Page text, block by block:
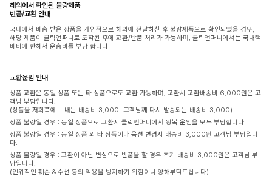
해외에서 확인된 불량제품
반품/교환 안내
국내에서 배송 받은 상품을 개인적으로 해외에 전달하신 후 불량제품으로 확인되었을 경우,
해당 제품이 클릭앤퍼니로 도착된 후에 교환/반품 처리가 가능하며, 클릭앤퍼니에서는 국내택
배비에 한해서 운송비를 부담 합니다
교환운임 안내
상품 교환은 동일 상품 또는 타 상품으로도 교환 가능하며, 교환시 교환배송비 6,000원은 고
객님 부담입니다.
(상품을 저희쪽에 보내는 배송비 3,000+고객님께 다시 발송되는 배송비 3,000)
상품 불량일 경우 : 동일 상품으로 교환시 클릭앤퍼니에서 왕복 운임을 모두 부담합니다.
상품 불량일 경우 : 동일 상품 외 타 상품이나 옵션 변경시 배송비 3,000원 고객님 부담입니
다.
상품 불량일 경우 : 교환이 아닌 변심으로 반품을 할 경우 초기 배송비 3,000원은 고객님 부
담입니다.
(인위적인 훼손 & 수선 등의 악용을 방지하기 위함이니 양해부탁드립니다)